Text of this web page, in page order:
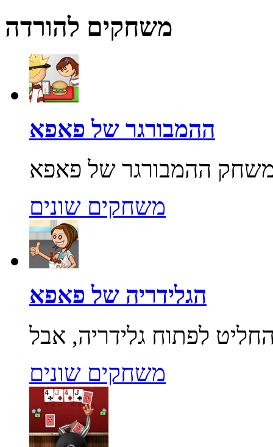
משחקים להורדה
ההמבורגר של פאפא
משחקים שונים
הגלידריה של פאפא
משחקים שונים